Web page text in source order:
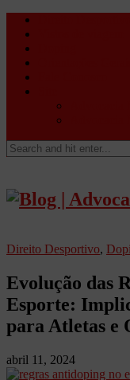
Direito Desportivo,
Evolução das
Esporte:
para Atletas e
abril 11, 2024